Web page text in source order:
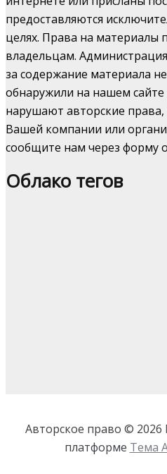
предоставляются
целях. Права на материалы
владельцам.
за содержание материала
обнаружили на нашем
нарушают авторские
Вашей компании или
сообщите нам через форму
Облако тегов
Авторское право ©
платформе Тема